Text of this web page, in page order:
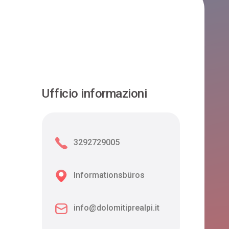
Ufficio informazioni
3292729005
Informationsbüros
info@dolomitiprealpi.it